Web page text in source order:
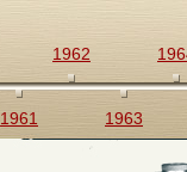
1961
1962
1963